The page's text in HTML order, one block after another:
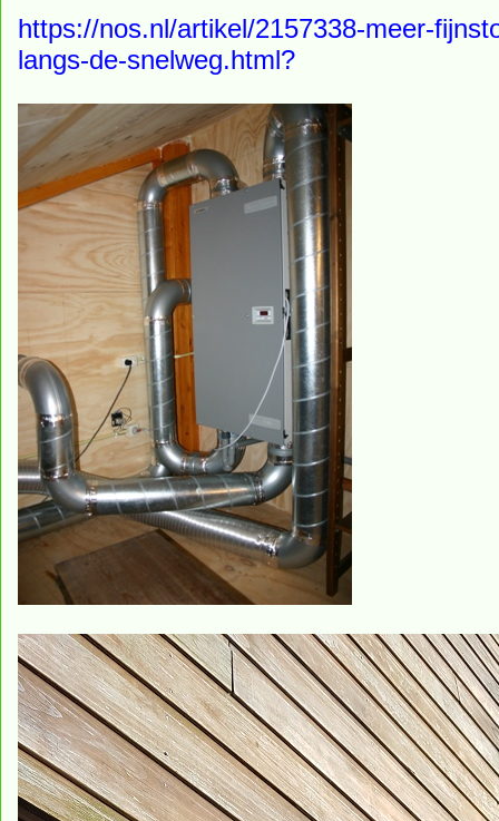
https://nos.nl/artikel/2157338-meer-
langs-de-snelweg.html?